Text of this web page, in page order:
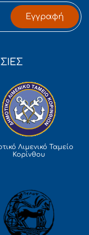
Εγγραφή
Λιμενικό Ταμείο
Κορίνθου